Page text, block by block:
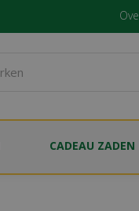
CADEAU ZADEN